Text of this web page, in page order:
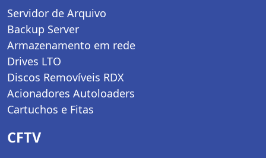
Servidor de Arquivo
Backup Server
Armazenamento em rede
Drives LTO
Discos Removíveis RDX
Acionadores Autoloaders
Cartuchos e Fitas
CFTV